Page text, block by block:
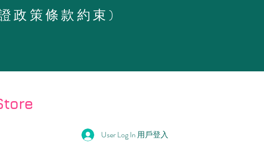
政策條款約束)
User Log In 用戶登入